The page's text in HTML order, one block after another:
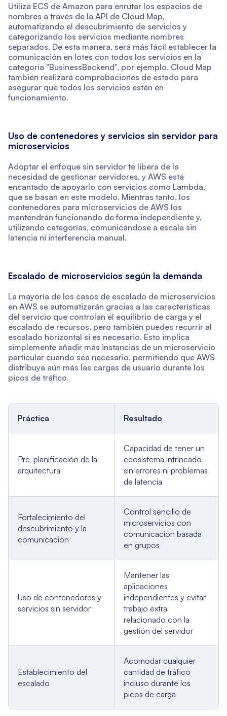
Utiliza ECS de Amazon para enrutar los espacios de
nombres a través de la API de Cloud Map,
automatizando el descubrimiento de servicios y
categorizando los servicios mediante nombres
separados. De esta manera, será más fácil establecer la
comunicación en lotes con todos los servicios en la
categoría "BusinessBackend", por ejemplo. Cloud Map
también realizará comprobaciones de estado para
asegurar que todos los servicios estén en
funcionamiento.
Uso de contenedores y servicios sin servidor para
microservicios
Adoptar el enfoque sin servidor te libera de la
necesidad de gestionar servidores, y AWS está
encantado de apoyarlo con servicios como Lambda,
que se basan en este modelo. Mientras tanto, los
contenedores para microservicios de AWS los
mantendrán funcionando de forma independiente y,
utilizando categorías, comunicándose a escala sin
latencia ni interferencia manual.
Escalado de microservicios según la demanda
La mayoría de los casos de escalado de microservicios
en AWS se automatizarán gracias a las características
del servicio que controlan el equilibrio de carga y el
escalado de recursos, pero también puedes recurrir al
escalado horizontal si es necesario. Esto implica
simplemente añadir más instancias de un microservicio
particular cuando sea necesario, permitiendo que AWS
distribuya aún más las cargas de usuario durante los
picos de tráfico.
Práctica Resultado
Pre-planificación de la
arquitectura
Capacidad de tener un
ecosistema intrincado
sin errores ni problemas
de latencia
Fortalecimiento del
descubrimiento y la
comunicación
Control sencillo de
microservicios con
comunicación basada
en grupos
Uso de contenedores y
servicios sin servidor
Mantener las
aplicaciones
independientes y evitar
trabajo extra
relacionado con la
gestión del servidor
Establecimiento del
escalado
Acomodar cualquier
cantidad de tráfico
incluso durante los
picos de carga